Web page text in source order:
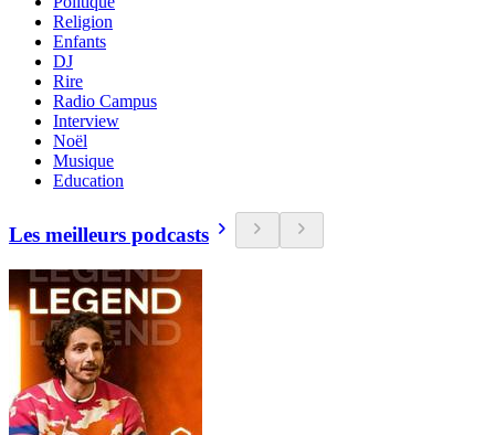
Religion
Enfants
DJ
Rire
Radio Campus
Interview
Noël
Musique
Education
Les meilleurs podcasts